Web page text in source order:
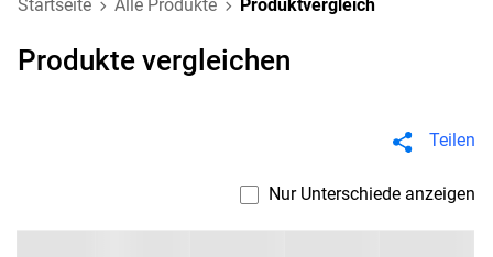
Startseite Alle Produkte Produktvergleich
Produkte vergleichen
Teilen
Nur Unterschiede anzeigen